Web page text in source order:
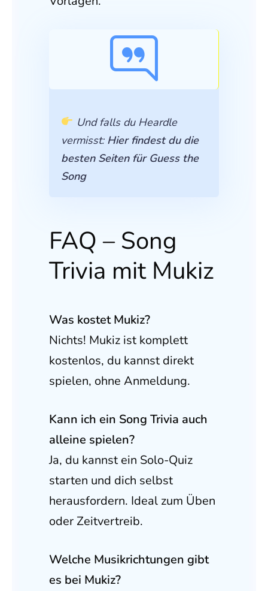
Und falls du Heardle
vermisst: Hier findest du die
besten Seiten für Guess the
Song
FAQ – Song
Trivia mit Mukiz
Was kostet Mukiz?
Nichts! Mukiz ist komplett
kostenlos, du kannst direkt
spielen, ohne Anmeldung.
Kann ich ein Song Trivia auch
alleine spielen?
Ja, du kannst ein Solo-Quiz
starten und dich selbst
herausfordern. Ideal zum Üben
oder Zeitvertreib.
Welche Musikrichtungen gibt
es bei Mukiz?